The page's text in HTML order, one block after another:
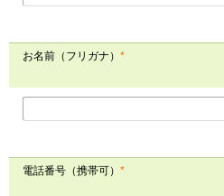
お名前（フリガナ） *
電話番号（携帯可） *